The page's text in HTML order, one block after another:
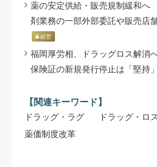
薬の安定供給・販売規制緩和へ
剤業務の一部外部委託や販売店
経営
福岡厚労相、ドラッグロス解消
保険証の新規発行停止は「堅持
【関連キーワード】
ドラッグ・ラグ ドラッグ・ロス
薬価制度改革